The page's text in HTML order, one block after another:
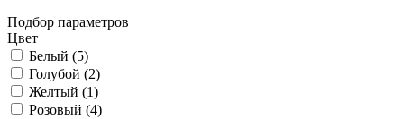
Подбор параметров
Цвет
Белый (5)
Голубой (2)
Желтый (1)
Розовый (4)